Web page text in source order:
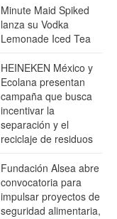
Minute Maid Spiked
lanza su Vodka
Lemonade Iced Tea
HEINEKEN México y
Ecolana presentan
campaña que busca
incentivar la
separación y el
reciclaje de residuos
Fundación Alsea abre
convocatoria para
impulsar proyectos de
seguridad alimentaria,